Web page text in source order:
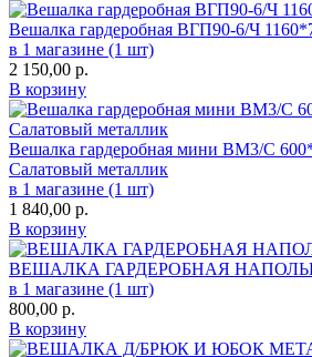
Вешалка гардеробная ВГП90-6/Ч
в 1 магазине (1 шт)
2 150,00 р.
В корзину
Вешалка гардеробная мини ВМ3/С
Салатовый металлик
в 1 магазине (1 шт)
1 840,00 р.
В корзину
ВЕШАЛКА ГАРДЕРОБНАЯ
в 1 магазине (1 шт)
800,00 р.
В корзину